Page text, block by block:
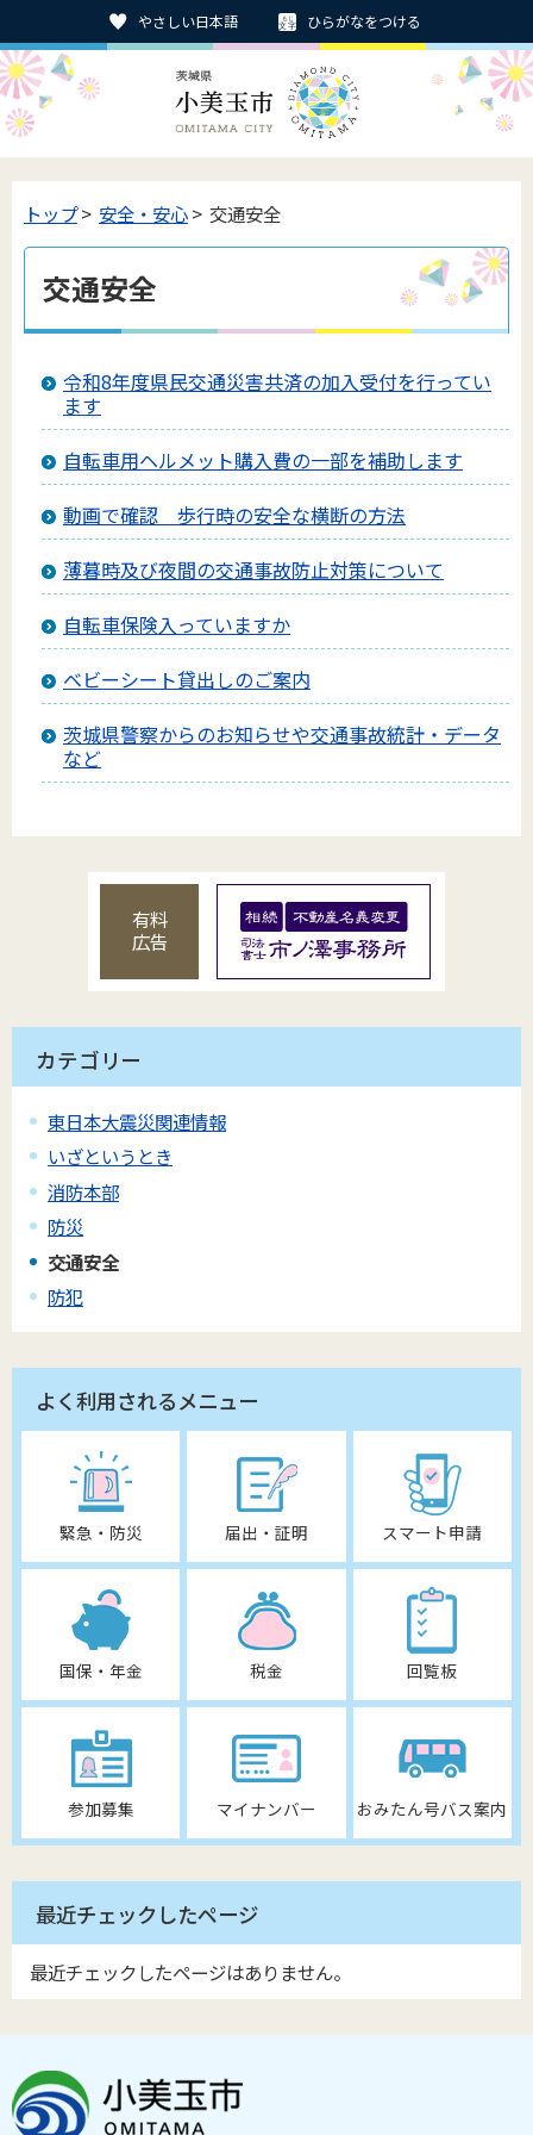
やさしい日本語 ひらがなをつける
トップ> 安全・安心> 交通安全
交通安全
令和8年度県民交通災害共済の加入受付を行ってい
ます
自転車用ヘルメット購入費の一部を補助します
動画で確認 歩行時の安全な横断の方法
薄暮時及び夜間の交通事故防止対策について
自転車保険入っていますか
ベビーシート貸出しのご案内
茨城県警察からのお知らせや交通事故統計・データ
など
有料
広告
カテゴリー
東日本大震災関連情報
いざというとき
消防本部
防災
交通安全
防犯
よく利用されるメニュー
緊急・防災 届出・証明 スマート申請
国保・年金 税金 回覧板
参加募集 マイナンバー おみたん号バス案内
最近チェックしたページ
最近チェックしたページはありません。